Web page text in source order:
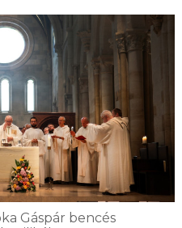
Gáspár bencés